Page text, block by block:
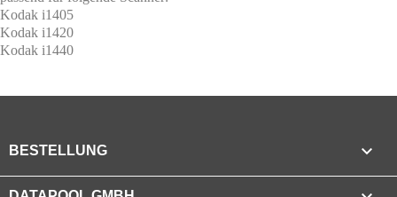
Kodak i1405
Kodak i1420
Kodak i1440
BESTELLUNG 